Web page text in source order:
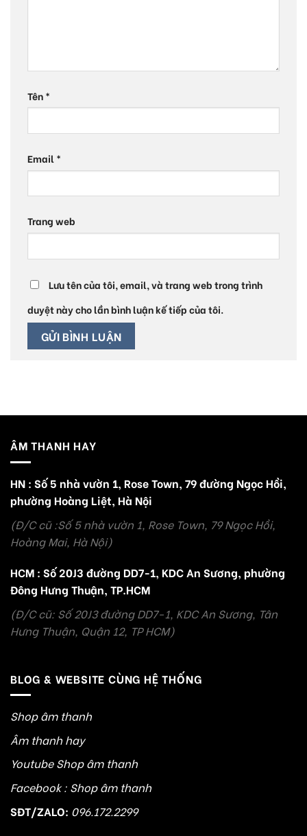
Tên*
Email *
Trang web
Lưu tên của tôi, email, và trang web trong trình
duyệt này cho lần bình luận kế tiếp của tôi.
ÂM THANH HAY
HN : Số 5 nhà vườn 1, Rose Town, 79 đường Ngọc Hồi,
phường Hoàng Liệt, Hà Nội
(Đ/C cũ :Số 5 nhà vườn 1, Rose Town, 79 Ngọc Hồi,
Hoàng Mai, Hà Nội)
HCM : Số 20J3 đường DD7-1, KDC An Sương, phường
Đông Hưng Thuận, TP.HCM
(Đ/C cũ: Số 20J3 đường DD7-1, KDC An Sương, Tân
Hưng Thuận, Quận 12, TP HCM)
BLOG & WEBSITE CÙNG HỆ THỐNG
Shop âm thanh
Âm thanh hay
Youtube Shop âm thanh
Facebook : Shop âm thanh
SĐT/ZALO: 096.172.2299